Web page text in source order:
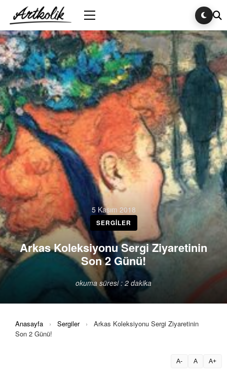
5 Kasım 2018
SERGILER
Arkas Koleksiyonu Sergi Ziyaretinin
Son 2 Günü!
okuma süresi : 2 dakika
Anasayfa › Sergiler ›
Arkas Koleksiyonu Sergi Ziyaretinin
Son 2 Günü!
A- A A+